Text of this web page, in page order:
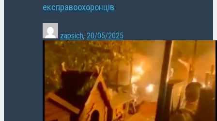
експравоохоронців
zapsich, 20/05/2025